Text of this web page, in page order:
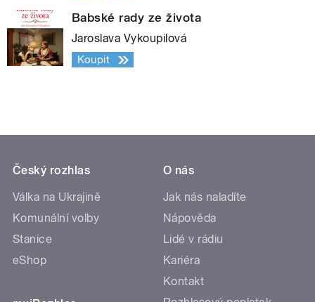
Babské rady ze života
Jaroslava Vykoupilová
Koupit
Český rozhlas
Válka na Ukrajině
Komunální volby
Stanice
eShop
O nás
Jak nás naladíte
Nápověda
Lidé v rádiu
Kariéra
Kontakt